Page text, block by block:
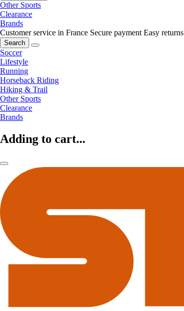
Other Sports
Clearance
Brands
Customer service in France Secure payment Easy returns
Search
Soccer
Lifestyle
Running
Horseback Riding
Hiking & Trail
Other Sports
Clearance
Brands
Adding to cart...